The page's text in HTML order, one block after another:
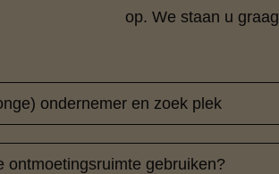
op. We staan u
ondernemer en zoek plek
ontmoetingsruimte gebruiken?